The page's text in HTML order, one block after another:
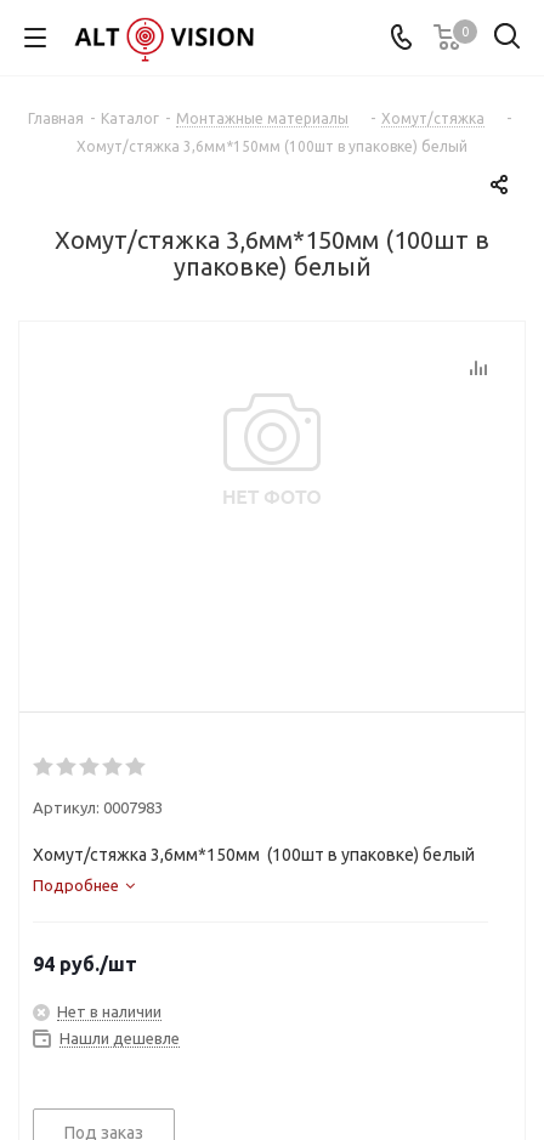
0
Главная - Каталог - Монтажные материалы - Хомут/стяжка
-
Хомут/стяжка 3,6мм*150мм (100шт в упаковке) белый
Хомут/стяжка 3,6мм*150мм (100шт в
упаковке) белый
Артикул: 0007983
Хомут/стяжка 3,6мм*150мм (100шт в упаковке) белый
Подробнее
94 руб./шт
Нет в наличии
Нашли дешевле
Под заказ